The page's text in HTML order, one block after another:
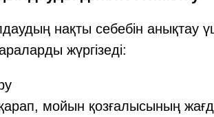
нақты себебін анықтау
жүргізеді:
қарап, мойын қозғалысының